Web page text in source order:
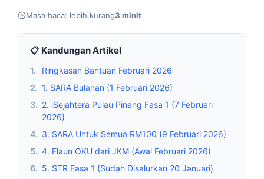
Masa baca: lebih kurang3 minit
📋 Kandungan Artikel
1.
Ringkasan Bantuan Februari 2026
2. 1. SARA Bulanan (1 Februari 2026)
3. 2. iSejahtera Pulau Pinang Fasa 1 (7 Februari
2026)
4. 3. SARA Untuk Semua RM100 (9 Februari 2026)
5. 4. Elaun OKU dari JKM (Awal Februari 2026)
6. 5. STR Fasa 1 (Sudah Disalurkan 20 Januari)